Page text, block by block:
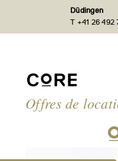
Düdingen
T +41 26 492
Offres de